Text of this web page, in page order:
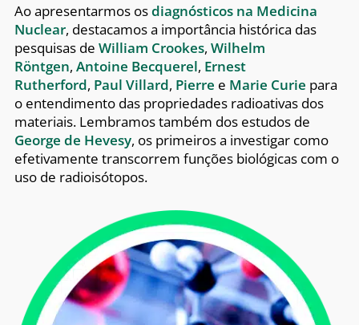
Ao apresentarmos osdiagnósticos na Medicina
Nuclear, destacamos a importância histórica das
pesquisas de William Crookes, Wilhelm
Röntgen, Antoine Becquerel, Ernest
Rutherford, Paul Villard, Pierre e Marie Curie para
o entendimento das propriedades radioativas dos
materiais. Lembramos também dos estudos de
George de Hevesy, os primeiros a investigar como
efetivamente transcorrem funções biológicas com o
uso de radioisótopos.